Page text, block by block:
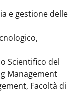
e gestione delle
Scientifico del
Management
Facoltà di